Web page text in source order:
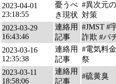
2023-04-01
23:18:55
憂うべ
き現状
#異次元
対策
2023-03-29
16:43:46
連絡用
記事
#JMST #
詐欺 #バ
2023-03-16
12:35:38
連絡用
記事
#電気料
祭
2023-03-11
18:58:06
連絡用
記事
#硫黄臭